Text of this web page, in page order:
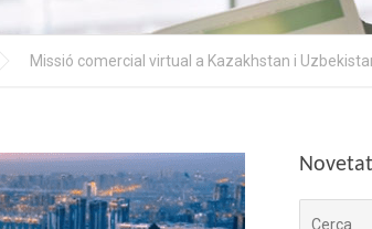
Missió comercial virtual a Kazakhstan i